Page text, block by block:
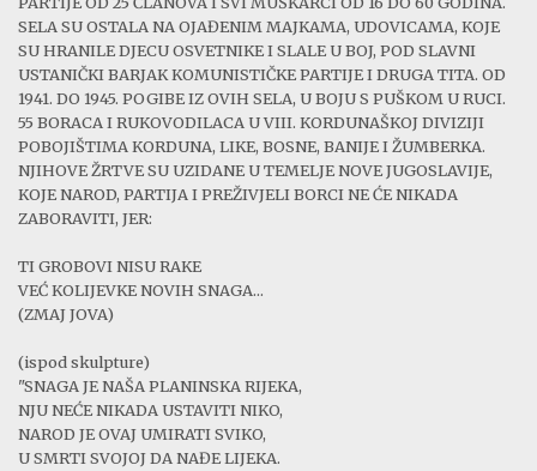
SELA SU OSTALA NA OJAĐENIM MAJKAMA, UDOVICAMA, KOJE
SU HRANILE DJECU OSVETNIKE I SLALE U BOJ, POD SLAVNI
USTANIČKI BARJAK KOMUNISTIČKE PARTIJE I DRUGA TITA. OD
1941. DO 1945. POGIBE IZ OVIH SELA, U BOJU S PUŠKOM U RUCI.
55 BORACA I RUKOVODILACA U VIII. KORDUNAŠKOJ DIVIZIJI
POBOJIŠTIMA KORDUNA, LIKE, BOSNE, BANIJE I ŽUMBERKA.
NJIHOVE ŽRTVE SU UZIDANE U TEMELJE NOVE JUGOSLAVIJE,
KOJE NAROD, PARTIJA I PREŽIVJELI BORCI NE ĆE NIKADA
ZABORAVITI, JER:
TI GROBOVI NISU RAKE
VEĆ KOLIJEVKE NOVIH SNAGA...
(ZMAJ JOVA)
(ispod skulpture)
"SNAGA JE NAŠA PLANINSKA RIJEKA,
NJU NEĆE NIKADA USTAVITI NIKO,
NAROD JE OVAJ UMIRATI SVIKO,
U SMRTI SVOJOJ DA NAĐE LIJEKA.